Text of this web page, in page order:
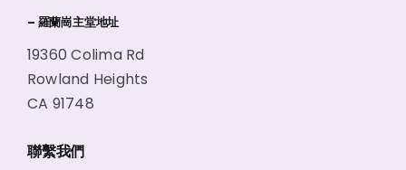
– 羅蘭崗主堂地址
19360 Colima Rd
Rowland Heights
CA 91748
聯繫我們